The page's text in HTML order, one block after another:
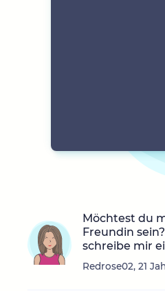
Möchtest du
Freundin
schreibe mir
Redrose02, 21